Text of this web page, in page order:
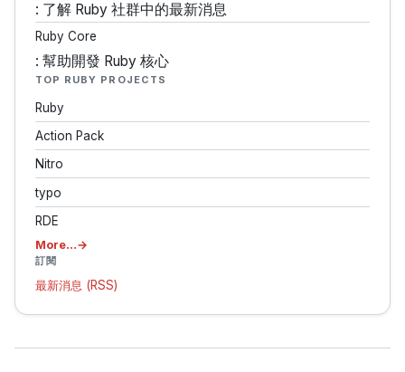
: 了解 Ruby 社群中的最新消息
Ruby Core
: 幫助開發 Ruby 核心
TOP RUBY PROJECTS
Ruby
Action Pack
Nitro
typo
RDE
More…
訂閱
最新消息 (RSS)